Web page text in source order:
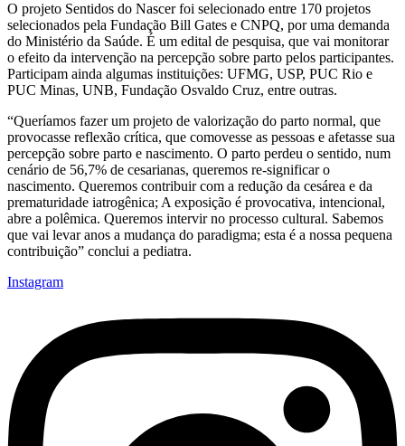
O projeto Sentidos do Nascer foi selecionado entre 170 projetos
selecionados pela Fundação Bill Gates e CNPQ, por uma demanda
do Ministério da Saúde. É um edital de pesquisa, que vai monitorar
o efeito da intervenção na percepção sobre parto pelos participantes.
Participam ainda algumas instituições: UFMG, USP, PUC Rio e
PUC Minas, UNB, Fundação Osvaldo Cruz, entre outras.
“Queríamos fazer um projeto de valorização do parto normal, que
provocasse reflexão crítica, que comovesse as pessoas e afetasse sua
percepção sobre parto e nascimento. O parto perdeu o sentido, num
cenário de 56,7% de cesarianas, queremos re-significar o
nascimento. Queremos contribuir com a redução da cesárea e da
prematuridade iatrogênica; A exposição é provocativa, intencional,
abre a polêmica. Queremos intervir no processo cultural. Sabemos
que vai levar anos a mudança do paradigma; esta é a nossa pequena
contribuição” conclui a pediatra.
Instagram